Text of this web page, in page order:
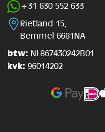
+31 630 552 633
Rietland 15,
Bemmel 6681NA
btw: NL867430242B01
kvk: 96014202